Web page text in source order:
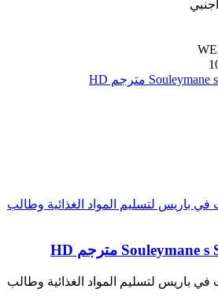
باريس لتسليم المواد الغذائية وطالب
باريس لتسليم المواد الغذائية وطالب